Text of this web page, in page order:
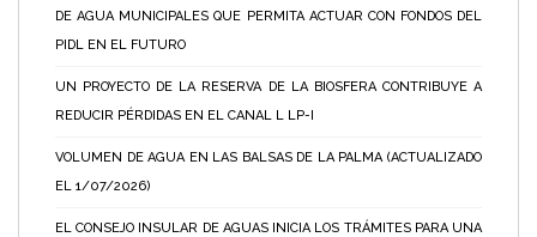
DE AGUA MUNICIPALES QUE PERMITA ACTUAR CON FONDOS DEL
PIDL EN EL FUTURO
UN PROYECTO DE LA RESERVA DE LA BIOSFERA CONTRIBUYE A
REDUCIR PÉRDIDAS EN EL CANAL L LP-I
VOLUMEN DE AGUA EN LAS BALSAS DE LA PALMA (ACTUALIZADO
EL 1/07/2026)
EL CONSEJO INSULAR DE AGUAS INICIA LOS TRÁMITES PARA UNA